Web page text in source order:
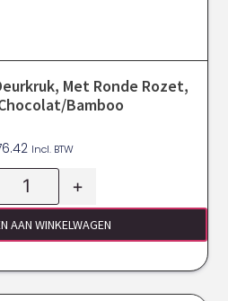
Met Ronde Rozet,
Bamboo
Incl. BTW
+
AAN WINKELWAGEN